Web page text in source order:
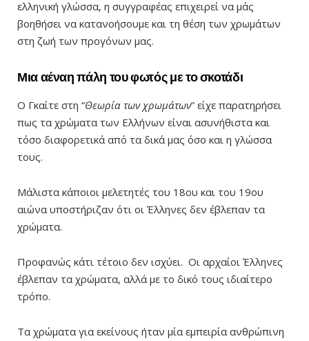
ελληνική γλώσσα, η συγγραφέας επιχειρεί να μάς
βοηθήσει να κατανοήσουμε και τη θέση των χρωμάτων
στη ζωή των προγόνων μας.
Μια αέναη πάλη του φωτός με το σκοτάδι
Ο Γκαίτε στη “Θεωρία των χρωμάτων” είχε παρατηρήσει
πως τα χρώματα των Ελλήνων είναι ασυνήθιστα και
τόσο διαφορετικά από τα δικά μας όσο και η γλώσσα
τους.
Μάλιστα κάποιοι μελετητές του 18ου και του 19ου
αιώνα υποστήριζαν ότι οι Έλληνες δεν έβλεπαν τα
χρώματα.
Προφανώς κάτι τέτοιο δεν ισχύει. Οι αρχαίοι Έλληνες
έβλεπαν τα χρώματα, αλλά με το δικό τους ιδιαίτερο
τρόπο.
Τα χρώματα για εκείνους ήταν μία εμπειρία ανθρώπινη